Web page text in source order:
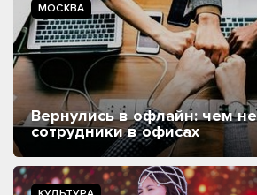
МОСКВА
Вернулись в офлайн: чем
сотрудники в офисах